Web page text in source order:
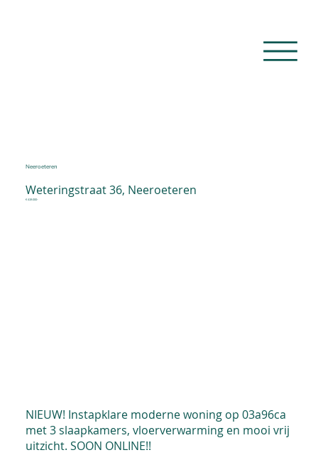
Neeroeteren
Weteringstraat 36, Neeroeteren
€ 419.000-
NIEUW! Instapklare moderne woning op 03a96ca
met 3 slaapkamers, vloerverwarming en mooi vrij
uitzicht. SOON ONLINE!!